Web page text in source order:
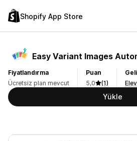
Shopify App Store
Easy Variant Images
Fiyatlandırma
Ücretsiz plan mevcut
Puan
5,0
(1)
Yükle